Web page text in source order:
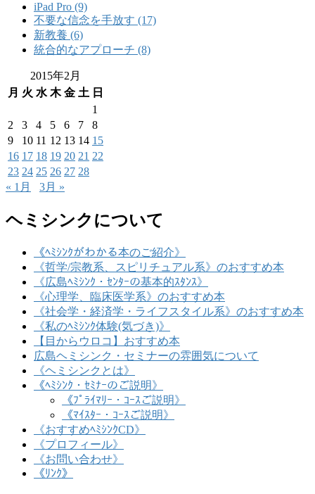
iPad Pro (9)
不要な信念を手放す (17)
新教養 (6)
統合的なアプローチ (8)
2015年2月
月 火 水 木 金 土 日
1
2
3 4 5 6 7
8
9
10 11 12 13 14 15
16 17 18 19 20 21 22
23 24 25 26 27 28
« 1月
3月 »
ヘミシンクについて
《ﾍﾐｼﾝｸがわかる本のご紹介》
《哲学/宗教系、スピリチュアル系》のおすすめ本
《広島ﾍﾐｼﾝｸ・ｾﾝﾀｰの基本的ｽﾀﾝｽ》
《心理学、臨床医学系》のおすすめ本
《社会学・経済学・ライフスタイル系》のおすすめ本
《私のﾍﾐｼﾝｸ体験(気づき)》
【目からウロコ】おすすめ本
広島ヘミシンク・セミナーの雰囲気について
《ヘミシンクとは》
《ﾍﾐｼﾝｸ・ｾﾐﾅｰのご説明》
《ﾌﾟﾗｲﾏﾘｰ・ｺｰｽご説明》
《ﾏｲｽﾀｰ・ｺｰｽご説明》
《おすすめﾍﾐｼﾝｸCD》
《プロフィール》
《お問い合わせ》
《ﾘﾝｸ》